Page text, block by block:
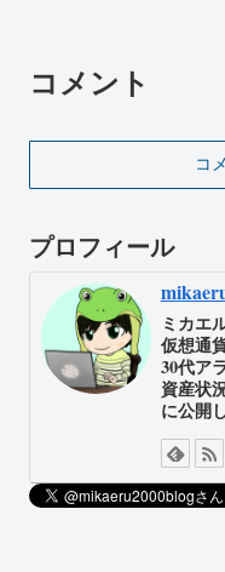
コメント
コ
プロフィール
ミカエ
仮想通
30代ア
資産状
に公開